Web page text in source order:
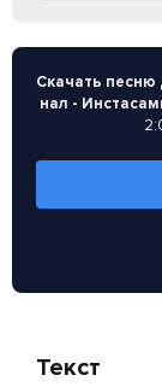
Скачать песню
нал -
Текст